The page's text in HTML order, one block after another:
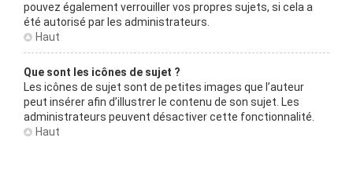
pouvez également verrouiller vos propres sujets, si cela a
été autorisé par les administrateurs.
Haut
Que sont les icônes de sujet ?
Les icônes de sujet sont de petites images que l’auteur
peut insérer afin d’illustrer le contenu de son sujet. Les
administrateurs peuvent désactiver cette fonctionnalité.
Haut